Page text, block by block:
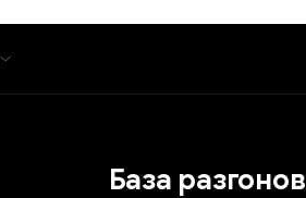
База разгонов